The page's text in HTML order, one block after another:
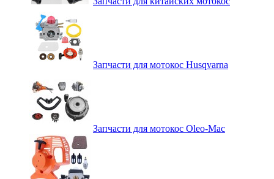
Запчасти для мотокос Husqvarna
Запчасти для мотокос Oleo-Mac